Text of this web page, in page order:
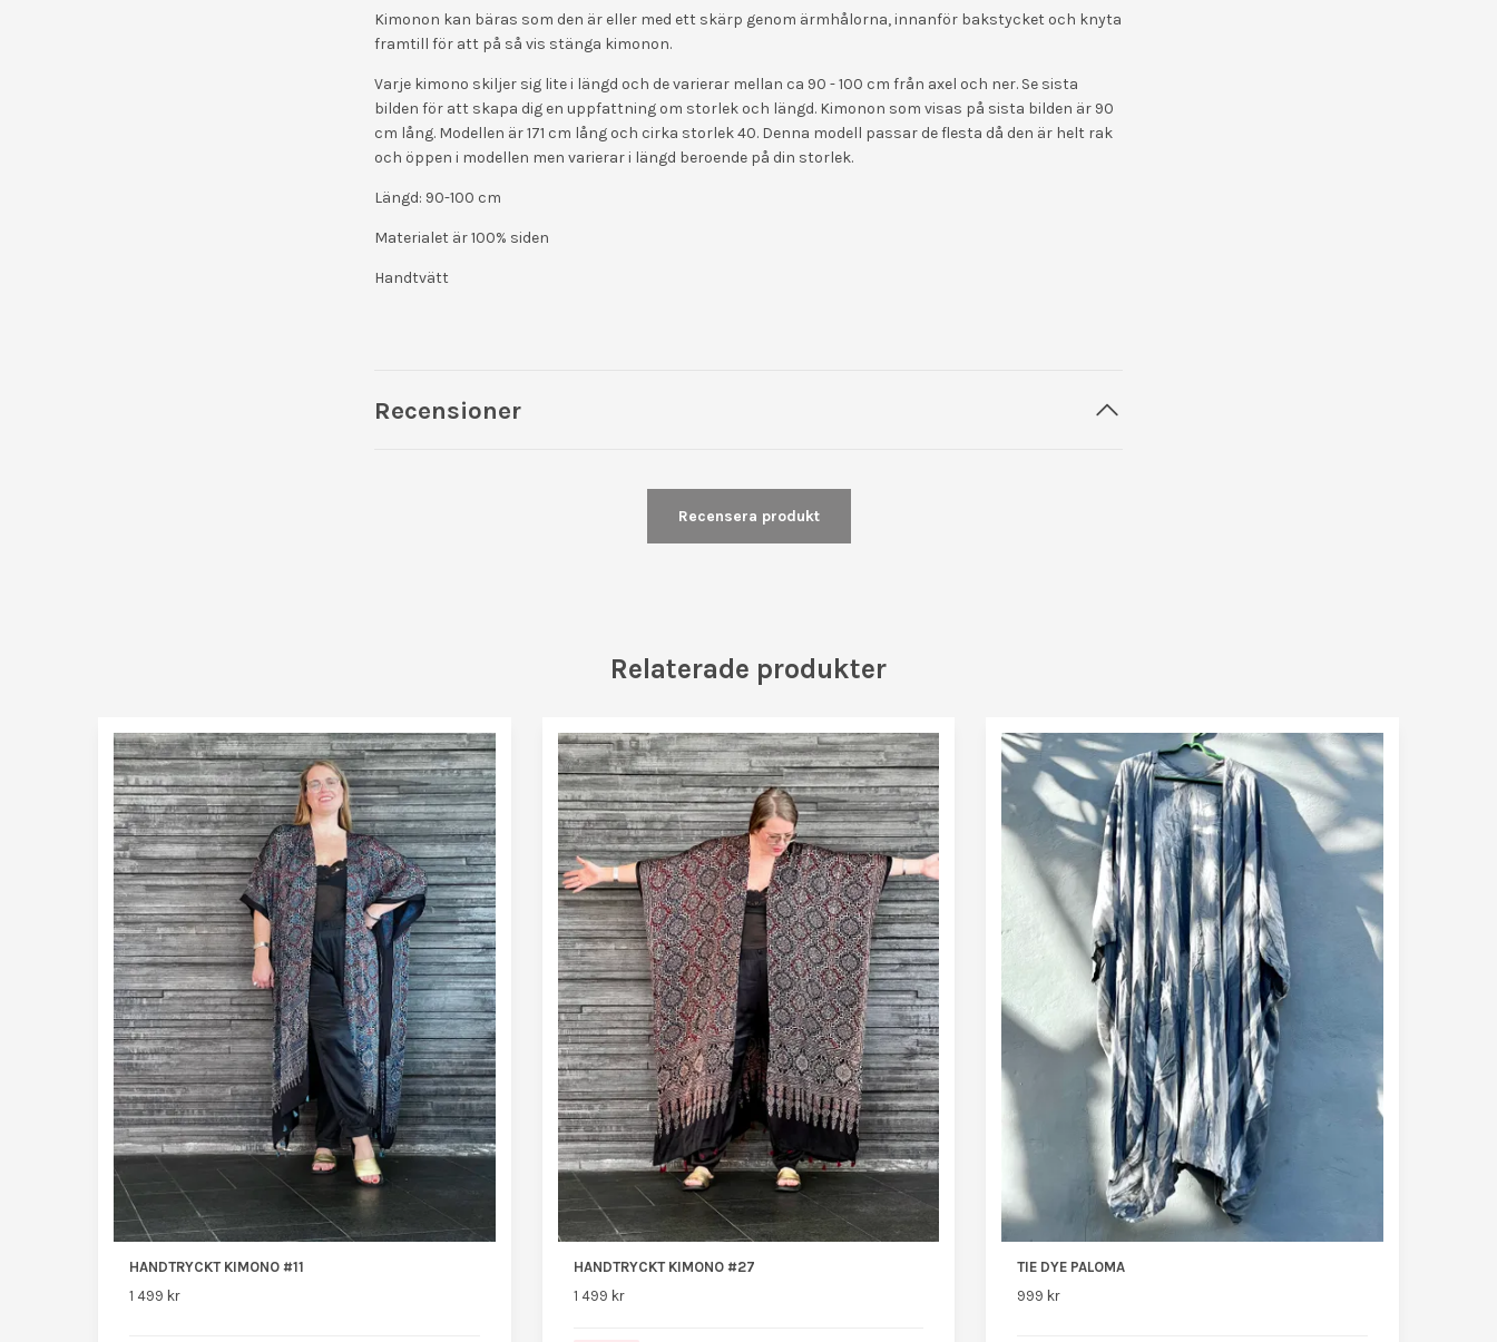
Kimonon kan bäras som den är eller med ett skärp genom ärmhålorna, innanför bakstycket och knyta
framtill för att på så vis stänga kimonon.
Varje kimono skiljer sig lite i längd och de varierar mellan ca 90 - 100 cm från axel och ner. Se sista
bilden för att skapa dig en uppfattning om storlek och längd. Kimonon som visas på sista bilden är 90
cm lång. Modellen är 171 cm lång och cirka storlek 40. Denna modell passar de flesta då den är helt rak
och öppen i modellen men varierar i längd beroende på din storlek.
Längd: 90-100 cm
Materialet är 100% siden
Handtvätt
Recensioner
Recensera produkt
Relaterade produkter
HANDTRYCKT KIMONO #11
1 499 kr
HANDTRYCKT KIMONO #27
1 499 kr
TIE DYE PALOMA
999 kr